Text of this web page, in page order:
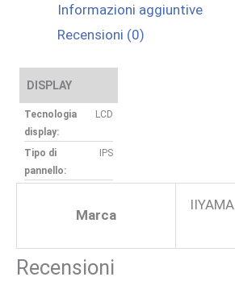
Informazioni aggiuntive
Recensioni (0)
DISPLAY
Tecnologia
display:
LCD
Tipo di
pannello:
IPS
Marca
IIYAMA
Recensioni